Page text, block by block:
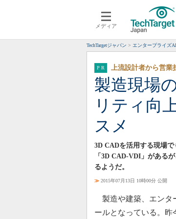
メディア
クラウド
スマートモバイル
ネットワーク
システム運用管理
TechTargetジャパン エンタープライズAI
製造現場
リティ向
スメ
上流設計者から営業
3D CADを活用する現場
「3D CAD-VDI」がある
るようだ。
≫ 2015年07月13日 10時00分 公開
製造や建築、エンタ
ールとなっている。昨